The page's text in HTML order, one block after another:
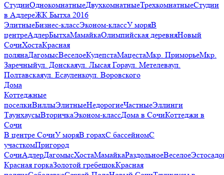
СтудииОднокомнатныеДвухкомнатныеТрехкомнатныеСтудии
в АдлереЖК Бытха 2016
ЭлитныеБизнес-классЭконом-классУ моряВ
центреАдлерБытхаМамайкаОлимпийская деревняНовый
СочиХостаКрасная
полянаДагомысВеселоеКудепстаМацестаМкр. ПриморьеМкр.
Заречныйул. Донскаяул. Лысая Гораул. Метелеваул.
Полтавскаяул. Есауленкоул. Воровского
Дома
Коттеджные
поселкиВиллыЭлитныеНедорогиеЧастныеЭллинги
ТаунхаусыВторичкаЭконом-классДома в СочиКоттеджи в
Сочи
В центре СочиУ моряВ горахС бассейномС
участкомПригород
СочиАдлерДагомысХостаМамайкаРаздольноеВеселое
Красная горкаЗолотой гребешокКрасная